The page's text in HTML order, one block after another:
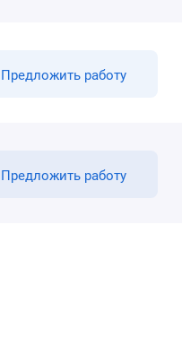
Предложить работу
Предложить работу